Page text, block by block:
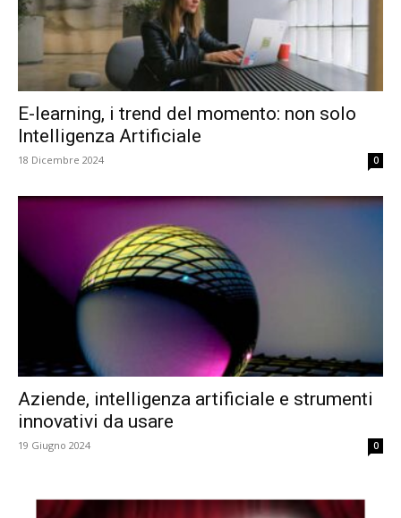
E-learning, i trend del momento: non solo
Intelligenza Artificiale
18 Dicembre 2024 0
Aziende, intelligenza artificiale e strumenti
innovativi da usare
19 Giugno 2024 0